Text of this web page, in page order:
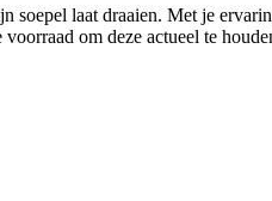
soepel laat draaien. Met je
om deze actueel te